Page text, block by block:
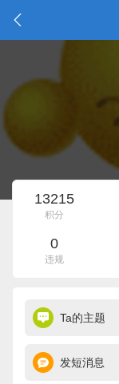
13215
积分
0
违规
Ta的主题
发短消息